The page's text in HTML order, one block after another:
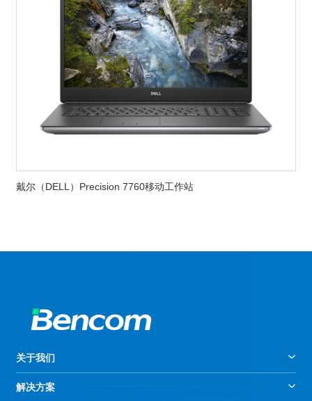
戴尔（DELL）Precision 7760移动工作站
关于我们
解决方案